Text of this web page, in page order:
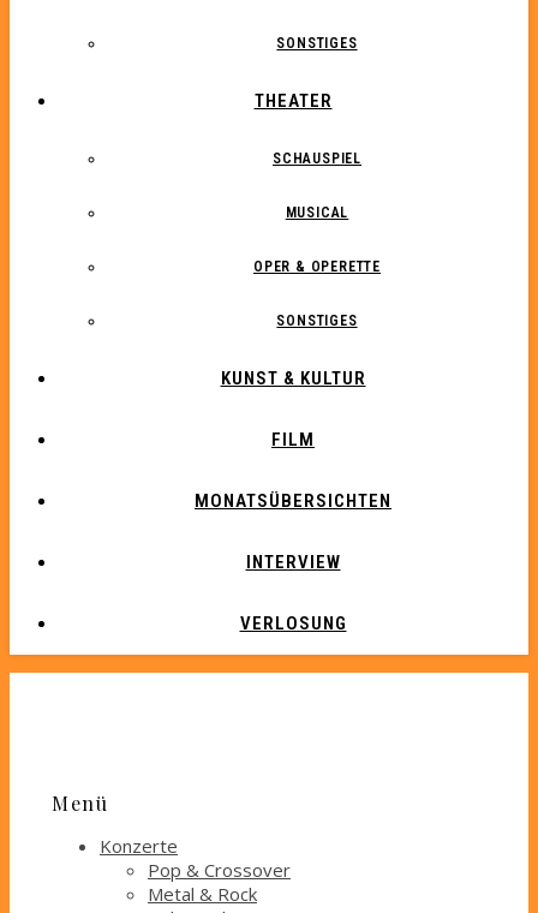
SONSTIGES
THEATER
SCHAUSPIEL
MUSICAL
OPER & OPERETTE
SONSTIGES
KUNST & KULTUR
FILM
MONATSÜBERSICHTEN
INTERVIEW
VERLOSUNG
Menü
Konzerte
Pop & Crossover
Metal & Rock